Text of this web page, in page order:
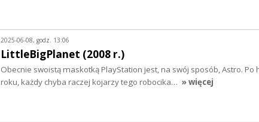
2025-06-08, godz. 13:06
LittleBigPlanet (2008 r.)
Obecnie swoistą maskotką PlayStation jest, na swój sposób, Astro. Po
roku, każdy chyba raczej kojarzy tego robocika… » więcej